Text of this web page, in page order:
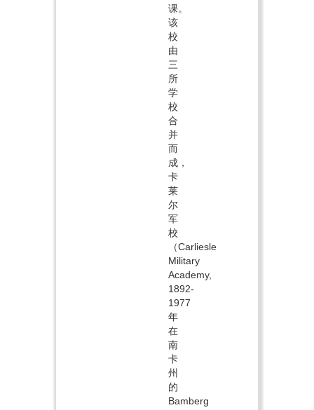
课。
该
校
由
三
所
学
校
合
并
而
成，
卡
莱
尔
军
校
（Carliesle
Military
Academy,
1892-
1977
年
在
南
卡
州
的
Bamberg